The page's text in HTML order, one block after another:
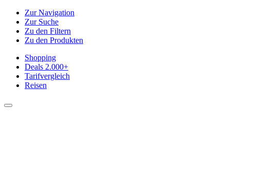
Zur Navigation
Zur Suche
Zu den Filtern
Zu den Produkten
Shopping
Deals 2.000+
Tarifvergleich
Reisen